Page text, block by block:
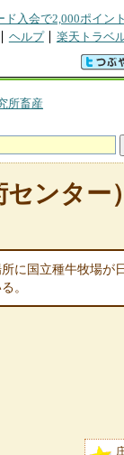
ド入会で2,000ポイン
ヘルプ 楽天トラベ
所畜産
ンター）
に国立種牛牧場が
。